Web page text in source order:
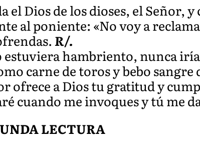
el Dios de los dioses, el Señor,
al poniente: «No voy a
R/.
estuviera hambriento, nunca
carne de toros y bebo sangre
ofrece a Dios tu gratitud y
cuando me invoques y tú me
LECTURA